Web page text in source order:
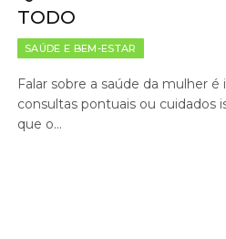
TODO
SAÚDE E BEM-ESTAR
Falar sobre a saúde da mulher
consultas pontuais ou cuidados
que o…